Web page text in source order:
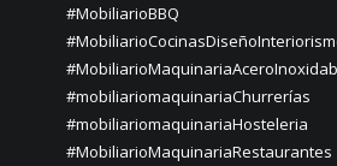
#MobiliarioBBQ
#mobiliariomaquinariaChurrerías
#mobiliariomaquinariaHosteleria
#MobiliarioMaquinariaRestaurantes